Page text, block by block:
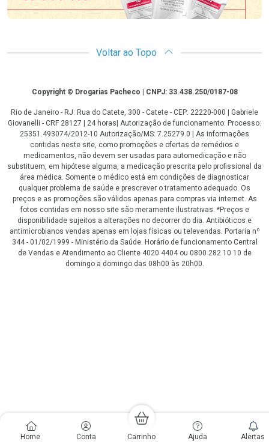
Home Conta Carrinho Ajuda Alertas
Voltar ao Topo
CopyrightCopyright © Drogarias Pacheco | CNPJ: 33.438.250/0187-08
Rio de Janeiro - RJ: Rua do Catete, 300 - Catete - CEP: 22220-000 | Gabriele
Giovanelli - CRF 28127 | 24 horas| Autorização de funcionamento: Processo:
25351.493074/2012-10 Autorização/MS: 7.25279.0 | As informações
contidas neste site, como promoções e ofertas de remédios e
medicamentos, não devem ser usadas para automedicação e não
substituem, em hipótese alguma, a medicação prescrita pelo profissional da
área médica. Somente o médico está em condições de diagnosticar
qualquer problema de saúde e prescrever o tratamento adequado. Os
preços e as promoções são válidos apenas para compras via internet. As
fotos contidas em nosso site são meramente ilustrativas. *Preços e
disponibilidade sujeitos a alterações no decorrer do dia. Antibióticos e
antimicrobianos vendas apenas em lojas físicas ou televendas. Portaria nº
344 - 01/02/1999 - Ministério da Saúde. Horário de funcionamento Central
de Vendas e Atendimento ao Cliente 4020 4404 ou 0800 282 10 10 de
domingo a domingo das 08h00 às 20h00.